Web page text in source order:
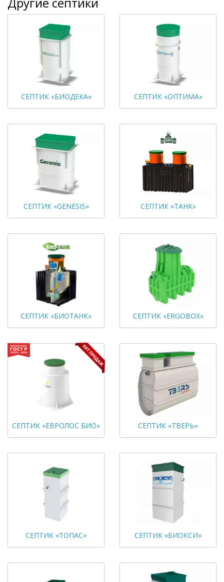
СЕПТИК «БИОДЕКА» СЕПТИК «ОПТИМА»
СЕПТИК «GENESIS» СЕПТИК «ТАНК»
СЕПТИК «БИОТАНК» СЕПТИК «ERGOBOX»
СЕПТИК «ЕВРОЛОС БИО» СЕПТИК «ТВЕРЬ»
СЕПТИК «ТОПАС» СЕПТИК «БИОКСИ»